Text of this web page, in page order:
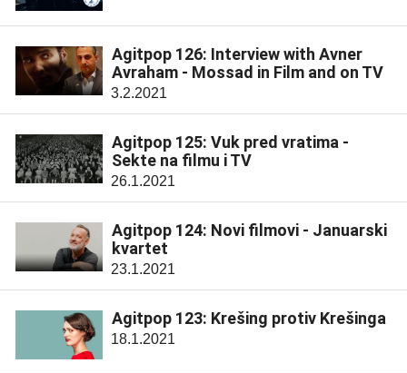
Agitpop 126: Interview with Avner
Avraham - Mossad in Film and on TV
3.2.2021
Agitpop 125: Vuk pred vratima -
Sekte na filmu i TV
26.1.2021
Agitpop 124: Novi filmovi - Januarski
kvartet
23.1.2021
Agitpop 123: Krešing protiv Krešinga
18.1.2021